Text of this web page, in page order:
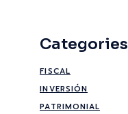
Categories
FISCAL
INVERSIÓN
PATRIMONIAL